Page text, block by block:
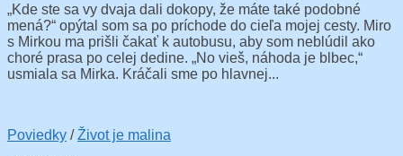
„Kde ste sa vy dvaja dali dokopy, že máte také podobné
mená?“ opýtal som sa po príchode do cieľa mojej cesty. Miro
s Mirkou ma prišli čakať k autobusu, aby som neblúdil ako
choré prasa po celej dedine. „No vieš, náhoda je blbec,“
usmiala sa Mirka. Kráčali sme po hlavnej...
Poviedky /Život je malina